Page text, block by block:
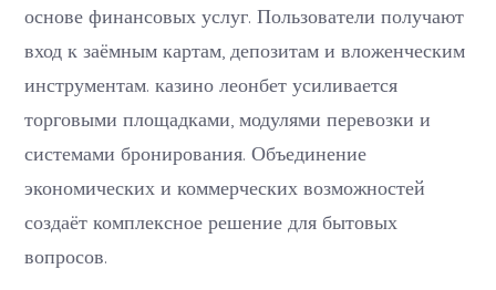
основе финансовых услуг. Пользователи получают
вход к заёмным картам, депозитам и вложенческим
инструментам. казино леонбет усиливается
торговыми площадками, модулями перевозки и
системами бронирования. Объединение
экономических и коммерческих возможностей
создаёт комплексное решение для бытовых
вопросов.